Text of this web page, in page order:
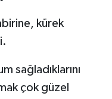
kürek
sağladıklarını
çok güzel